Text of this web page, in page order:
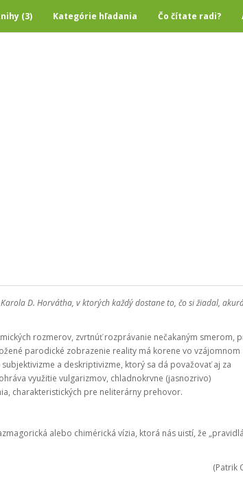
(3) Kategórie hľadania Čo čítate radi?
D. Horvátha, v ktorých každý dostane to, čo si žiadal,
rozmerov, zvrtnúť rozprávanie nečakaným smerom,
parodické zobrazenie reality má korene vo vzájomnom
a deskriptivizme, ktorý sa dá považovať aj za
využitie vulgarizmov, chladnokrvne (jasnozrivo)
charakteristických pre neliterárny prehovor.
alebo chimérická vízia, ktorá nás uistí, že
(Patrik